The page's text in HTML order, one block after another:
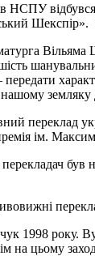
відбувся
Шекспір».
нашому
переклад
ім.
був
1998 року.
на цьому